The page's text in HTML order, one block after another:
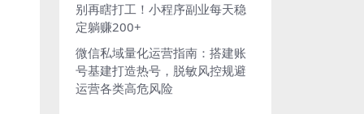
别再瞎打工！小程序副业每天稳
定躺赚200+
微信私域量化运营指南：搭建账
号基建打造热号，脱敏风控规避
运营各类高危风险